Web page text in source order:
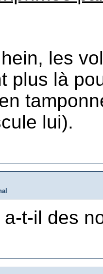
les
plus là
lui).
t-il des